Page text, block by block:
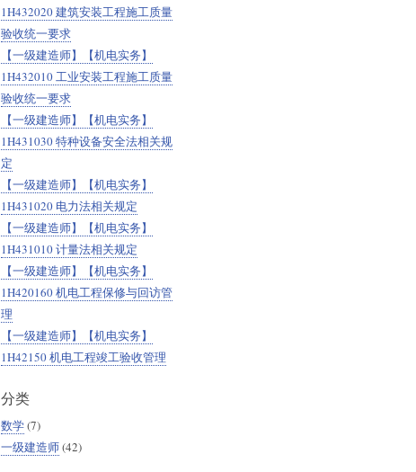
1H432020 建筑安装工程施工质量
验收统一要求
【一级建造师】【机电实务】
1H432010 工业安装工程施工质量
验收统一要求
【一级建造师】【机电实务】
1H431030 特种设备安全法相关规
定
【一级建造师】【机电实务】
1H431020 电力法相关规定
【一级建造师】【机电实务】
1H431010 计量法相关规定
【一级建造师】【机电实务】
1H420160 机电工程保修与回访管
理
【一级建造师】【机电实务】
1H42150 机电工程竣工验收管理
分类
数学(7)
一级建造师(42)